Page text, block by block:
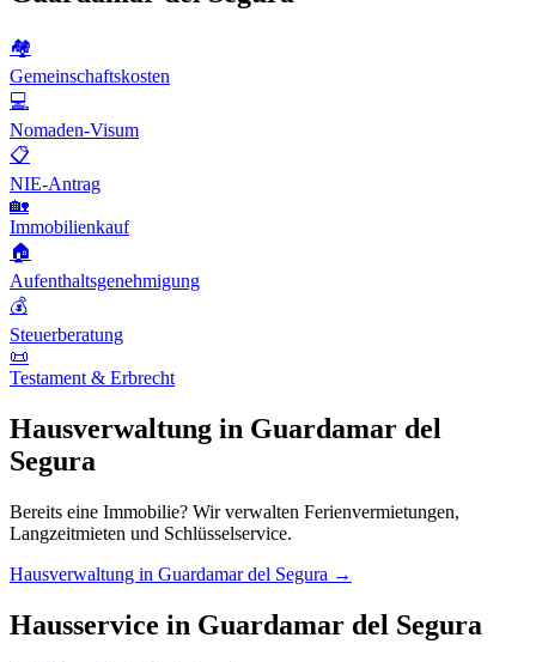
🏘️
Gemeinschaftskosten
💻
Nomaden-Visum
📋
NIE-Antrag
🏡
Immobilienkauf
🏠
Aufenthaltsgenehmigung
💰
Steuerberatung
📜
Testament & Erbrecht
Hausverwaltung in Guardamar del
Segura
Bereits eine Immobilie? Wir verwalten Ferienvermietungen,
Langzeitmieten und Schlüsselservice.
Hausverwaltung in Guardamar del Segura →
Hausservice in Guardamar del Segura